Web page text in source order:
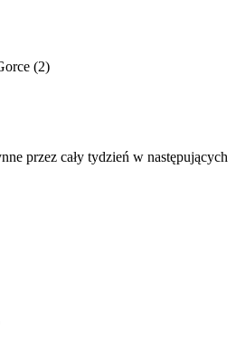
przez cały tydzień w następujących